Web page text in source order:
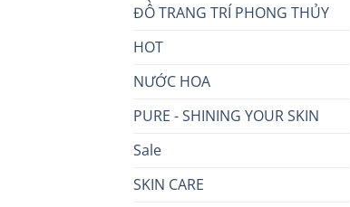
ĐỒ TRANG TRÍ PHONG THỦY
HOT
NƯỚC HOA
PURE - SHINING YOUR SKIN
Sale
SKIN CARE